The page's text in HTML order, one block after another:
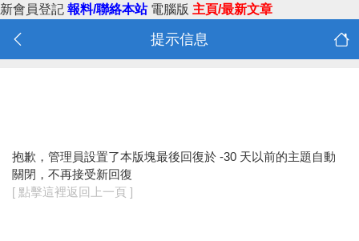
新會員登記 報料/聯絡本站 電腦版 主頁/最新文章
提示信息
抱歉，管理員設置了本版塊最後回復於 -30 天以前的主題自動
關閉，不再接受新回復
[ 點擊這裡返回上一頁 ]